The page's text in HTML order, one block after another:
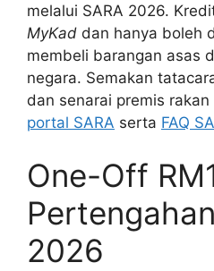
melalui SARA 2026.
MyKad dan hanya boleh
membeli barangan asas
negara. Semakan
dan senarai premis
portal SARA serta FAQ
One-Off
2026